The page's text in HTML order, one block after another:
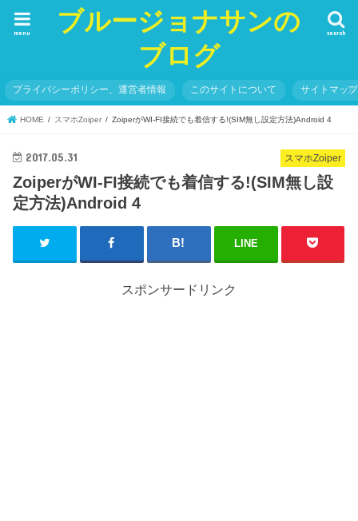
ブルージョナサンの
ブログ
search
menu
プライバシーポリシー、運営者情報 このサイトについて サイトマップ
HOME スマホZoiper ZoiperがWI-FI接続でも着信する!(SIM無し設定方法)Android 4
スマホZoiper
2017.05.31
ZoiperがWI-FI接続でも着信する!(SIM無し設
定方法)Android 4
LINE
スポンサードリンク